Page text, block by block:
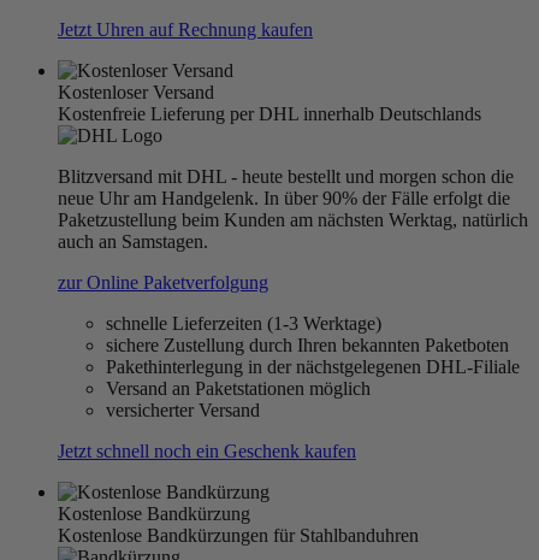
Jetzt Uhren auf Rechnung kaufen
Kostenloser Versand
Kostenfreie Lieferung per DHL innerhalb Deutschlands
Blitzversand mit DHL - heute bestellt und morgen schon die
neue Uhr am Handgelenk. In über 90% der Fälle erfolgt die
Paketzustellung beim Kunden am nächsten Werktag, natürlich
auch an Samstagen.
zur Online Paketverfolgung
schnelle Lieferzeiten (1-3 Werktage)
sichere Zustellung durch Ihren bekannten Paketboten
Pakethinterlegung in der nächstgelegenen DHL-Filiale
Versand an Paketstationen möglich
versicherter Versand
Jetzt schnell noch ein Geschenk kaufen
Kostenlose Bandkürzung
Kostenlose Bandkürzungen für Stahlbanduhren